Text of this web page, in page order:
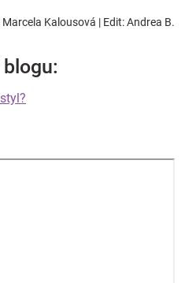
Kalousová | Edit: Andrea B.